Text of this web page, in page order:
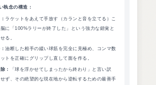
執念の構造：
ラケットをあえて手放す（カランと音を立てる）こ
に「100%ラリーが終了した」という強力な錯覚と
る。
油断した相手の緩い球筋を完全に見極め、コンマ数
トを正確にグリップし直して面を作る。
：
「球を浮かせてしまったから終わり」と言い訳
せず、その絶望的な現在地から逆転するための最善手